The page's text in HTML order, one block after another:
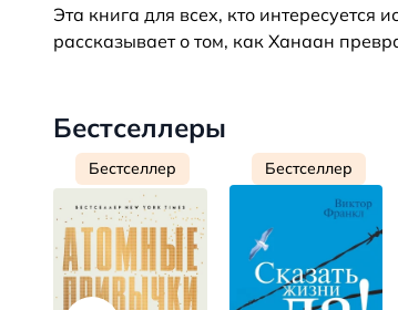
Эта книга для всех, кто
рассказывает о том, как Ханаан
Бестселлеры
Бестселлер Бестселлер